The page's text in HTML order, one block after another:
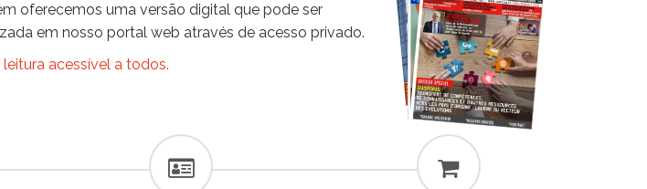
oferecemos uma versão digital que pode ser
em nosso portal web através de acesso privado.
leitura acessível a todos.